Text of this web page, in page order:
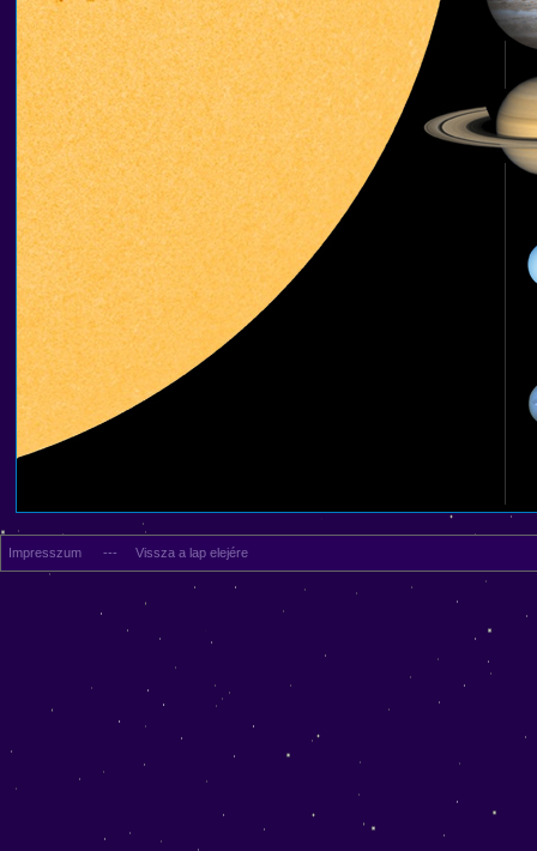
Impresszum --- Vissza a lap elejére